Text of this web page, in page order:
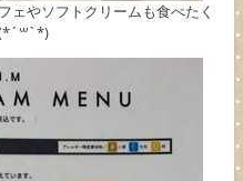
ェやソフトクリームも食べたく